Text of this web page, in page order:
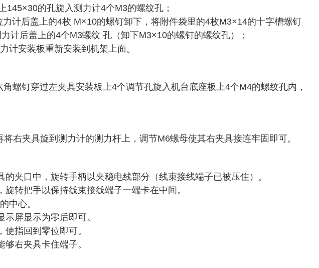
的孔旋入测力计4个M3的螺纹孔；
计后盖上的4枚 M×10的螺钉卸下，将附件袋里的4枚M3×14的十字槽螺钉
计后盖上的4个M3螺纹 孔（卸下M3×10的螺钉的螺纹孔）；
计安装板重新安装到机架上面。
螺钉穿过左夹具安装板上4个调节孔旋入机台底座板上4个M4的螺纹孔内，
右夹具旋到测力计的测力杆上，调节M6螺母使其右夹具接连牢固即可。
夹口中，旋转手柄以夹稳电线部分（线束接线端子已被压住）。
转把手以保持线束接线端子一端卡在中间。
中心。
示屏显示为零后即可。
使指回到零位即可。
右夹具卡住端子。